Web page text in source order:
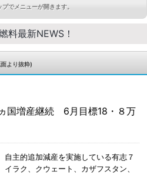
でメニューが開きます。
料最新NEWS！
より抜粋)
国増産継続 6月目標18・８万
主的追加減産を実施している有志７
ラク、クウェート、カザフスタン、